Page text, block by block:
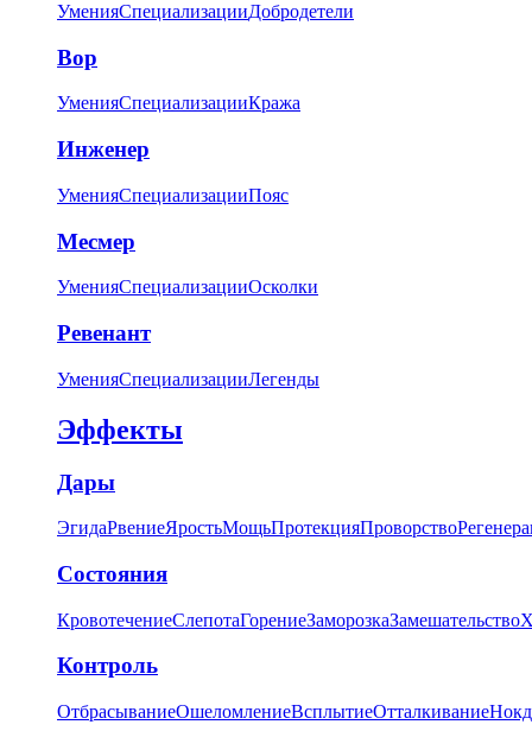
УменияСпециализацииДобродетели
Вор
УменияСпециализацииКража
Инженер
УменияСпециализацииПояс
Месмер
УменияСпециализацииОсколки
Ревенант
УменияСпециализацииЛегенды
Эффекты
Дары
ЭгидаРвениеЯростьМощьПротекцияПроворство
Состояния
КровотечениеСлепотаГорениеЗаморозкаЗамешательство
Контроль
ОтбрасываниеОшеломлениеВсплытиеОтталкивание